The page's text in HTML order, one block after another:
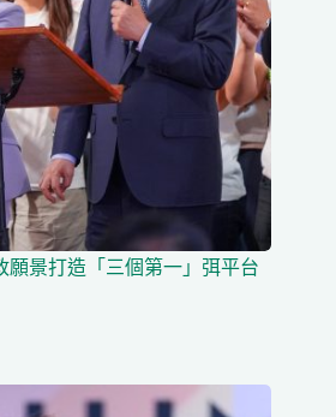
願景打造「三個第一」弭平台